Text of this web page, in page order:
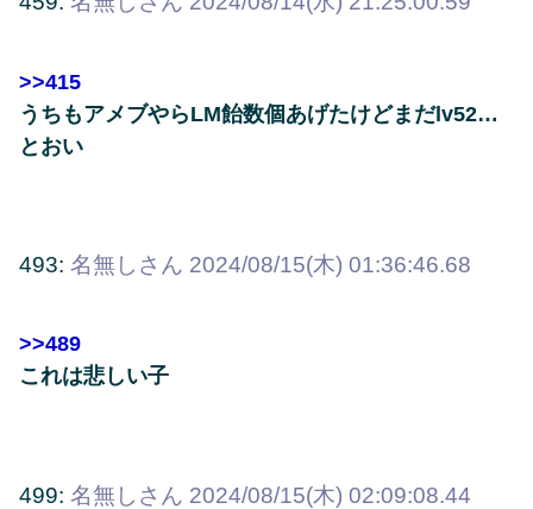
>>415
うちもアメブやらLM飴数個あげたけどまだlv52…
とおい
493: 名無しさん 2024/08/15(木) 01:36:46.68
>>489
これは悲しい子
499: 名無しさん 2024/08/15(木) 02:09:08.44